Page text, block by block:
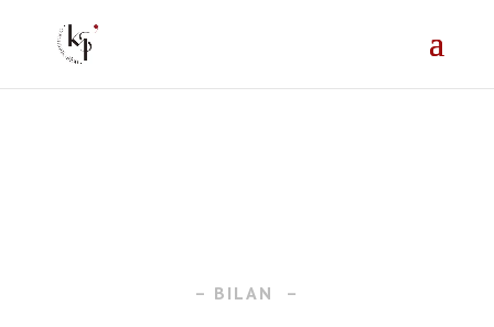
– BILAN –